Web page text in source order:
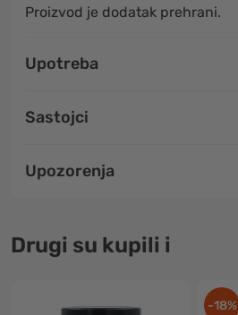
Proizvod je dodatak prehrani.
Upotreba
Sastojci
Upozorenja
Drugi su kupili i
-18%